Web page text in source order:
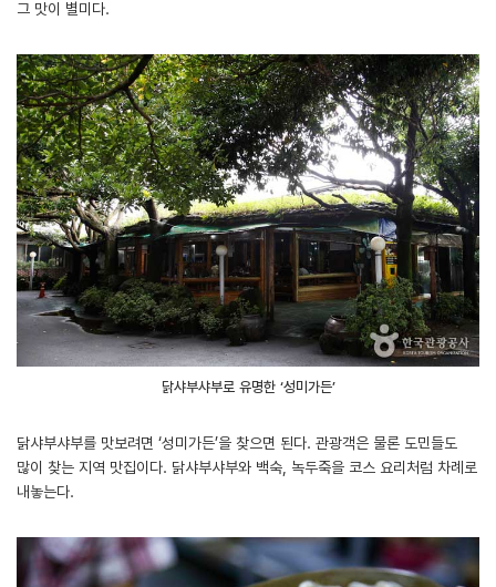
그 맛이 별미다.
닭샤부샤부로 유명한 ‘성미가든’
닭샤부샤부를 맛보려면 ‘성미가든’을 찾으면 된다. 관광객은 물론 도민들도
많이 찾는 지역 맛집이다. 닭샤부샤부와 백숙, 녹두죽을 코스 요리처럼 차례로
내놓는다.